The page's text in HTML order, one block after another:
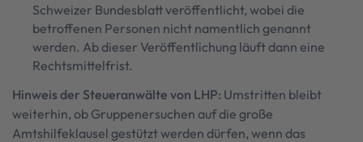
Schweizer Bundesblatt veröffentlicht, wobei die
betroffenen Personen nicht namentlich genannt
werden. Ab dieser Veröffentlichung läuft dann eine
Rechtsmittelfrist.
Hinweis der Steueranwälte von LHP: Umstritten bleibt
weiterhin, ob Gruppenersuchen auf die große
Amtshilfeklausel gestützt werden dürfen, wenn das